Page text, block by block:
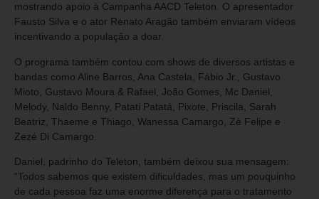
mostrando apoio à Campanha AACD Teleton. O apresentador
Fausto Silva e o ator Renato Aragão também enviaram vídeos
incentivando a população a doar.
O programa também contou com shows de diversos artistas e
bandas como Aline Barros, Ana Castela, Fábio Jr., Gustavo
Mioto, Gustavo Moura & Rafael, João Gomes, Mc Daniel,
Melody, Naldo Benny, Patati Patatá, Pixote, Priscila, Sarah
Beatriz, Thaeme e Thiago, Wanessa Camargo, Zé Felipe e
Zezé Di Camargo.
Daniel, padrinho do Teleton, também deixou sua mensagem:
“Todos sabemos que existem dificuldades, mas um pouquinho
de cada pessoa faz uma enorme diferença para o tratamento